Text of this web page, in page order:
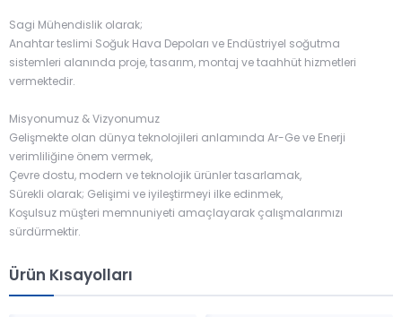
Sagi Mühendislik olarak;
Anahtar teslimi Soğuk Hava Depoları ve Endüstriyel soğutma
sistemleri alanında proje, tasarım, montaj ve taahhüt hizmetleri
vermektedir.
Misyonumuz & Vizyonumuz
Gelişmekte olan dünya teknolojileri anlamında Ar-Ge ve Enerji
verimliliğine önem vermek,
Çevre dostu, modern ve teknolojik ürünler tasarlamak,
Sürekli olarak; Gelişimi ve iyileştirmeyi ilke edinmek,
Koşulsuz müşteri memnuniyeti amaçlayarak çalışmalarımızı
sürdürmektir.
Ürün Kısayolları